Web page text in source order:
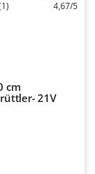
4,67/5
cm
21V